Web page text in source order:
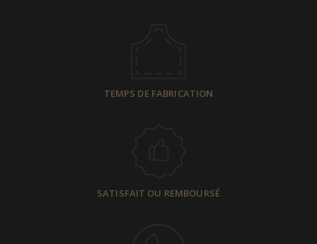
TEMPS DE FABRICATION
SATISFAIT OU REMBOURSÉ